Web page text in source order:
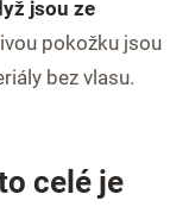
jsou ze
pokožku jsou
bez vlasu.
celé je